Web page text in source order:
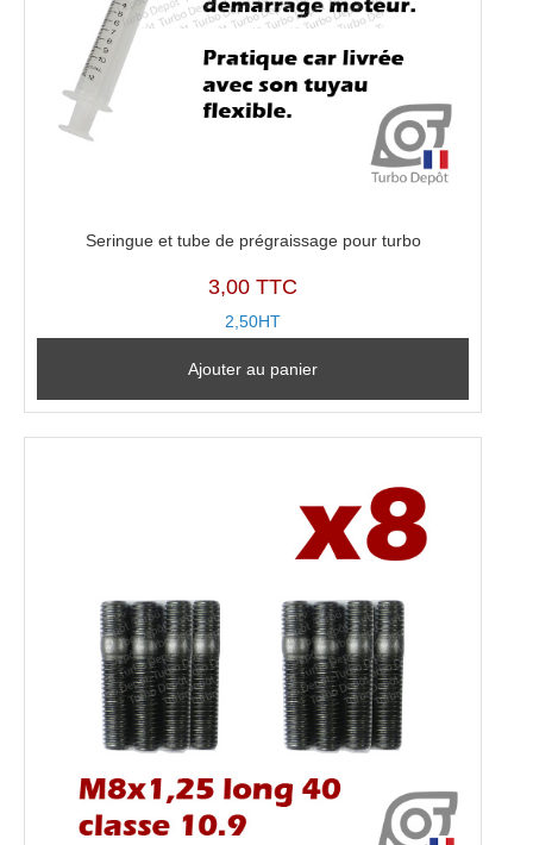
Seringue et tube de prégraissage pour turbo
3,00 TTC
2,50HT
Ajouter au panier